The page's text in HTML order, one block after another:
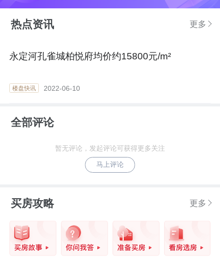
热点资讯 更多
永定河孔雀城柏悦府均价约15800元/m²
楼盘快讯 2022-06-10
全部评论
暂无评论，发起评论可获得更多关注
马上评论
买房攻略 更多